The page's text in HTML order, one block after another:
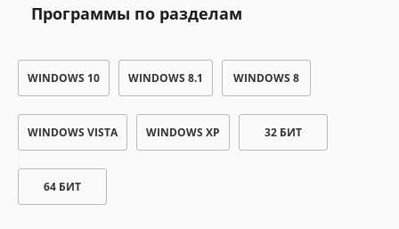
Программы по разделам
WINDOWS 10 WINDOWS 8.1 WINDOWS 8
WINDOWS VISTA WINDOWS XP 32 БИТ
64 БИТ